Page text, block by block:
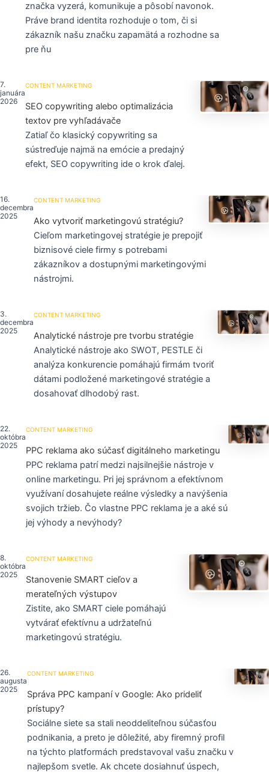
značka vyzerá, komunikuje a pôsobí navonok.
Práve brand identita rozhoduje o tom, či si
zákazník našu značku zapamätá a rozhodne sa
pre ňu
7.
januára
2026
CONTENT MARKETING
SEO copywriting alebo optimalizácia
textov pre vyhľadávače
Zatiaľ čo klasický copywriting sa
sústreďuje najmä na emócie a predajný
efekt, SEO copywriting ide o krok ďalej.
16.
decembra
2025
CONTENT MARKETING
Ako vytvoriť marketingovú stratégiu?
Cieľom marketingovej stratégie je prepojiť
biznisové ciele firmy s potrebami
zákazníkov a dostupnými marketingovými
nástrojmi.
3.
decembra
2025
CONTENT MARKETING
Analytické nástroje pre tvorbu stratégie
Analytické nástroje ako SWOT, PESTLE či
analýza konkurencie pomáhajú firmám tvoriť
dátami podložené marketingové stratégie a
dosahovať dlhodobý rast.
22.
októbra
2025
CONTENT MARKETING
PPC reklama ako súčasť digitálneho marketingu
PPC reklama patrí medzi najsilnejšie nástroje v
online marketingu. Pri jej správnom a efektívnom
využívaní dosahujete reálne výsledky a navýšenia
svojich tržieb. Čo vlastne PPC reklama je a aké sú
jej výhody a nevýhody?
8.
októbra
2025
CONTENT MARKETING
Stanovenie SMART cieľov a
merateľných výstupov
Zistite, ako SMART ciele pomáhajú
vytvárať efektívnu a udržateľnú
marketingovú stratégiu.
26.
augusta
2025
CONTENT MARKETING
Správa PPC kampaní v Google: Ako prideliť
prístupy?
Sociálne siete sa stali neoddeliteľnou súčasťou
podnikania, a preto je dôležité, aby firemný profil
na týchto platformách predstavoval vašu značku v
najlepšom svetle. Ak chcete dosiahnuť úspech,